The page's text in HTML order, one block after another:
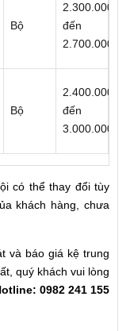
Bộ
2.300.000
đến
2.700.000
Bộ
2.400.000
đến
3.000.000
có thể thay đổi tùy
khách hàng, chưa
và báo giá kệ trung
quý khách vui lòng
0982 241 155